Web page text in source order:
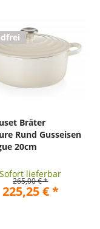
Bräter
Rund Gusseisen
20cm
Sofort lieferbar
265,00 € *
225,25 € *